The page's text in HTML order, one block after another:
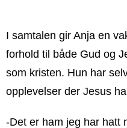
I samtalen gir Anja en
forhold til både Gud og
som kristen. Hun har
opplevelser der Jesus
-Det er ham jeg har hatt